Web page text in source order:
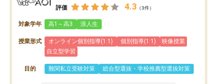
評価 4.3 （3件）
対象学年 高1～高3 浪人生
授業形式 オンライン個別指導(1:1) 個別指導(1:1)
映像授業
自立型学習
目的 難関私立受験対策 総合型選抜・学校推薦型選抜対策